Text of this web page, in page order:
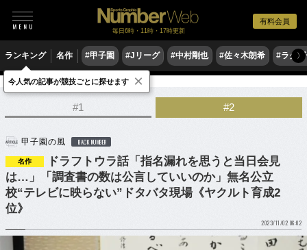
有料会員
毎日6時・11時・17時更新
ランキング 名作 #甲子園 #Jリーグ #中村剛也 #佐々木朗希 #ラグ〉
野球 高校野球 ドラフト会議
#1 #2
甲子園の風 BACK NUMBER
名作
ドラフトウラ話「指名漏れを思うと当日会見
は…」「調査書の数は公言していいのか」無名公立
校“テレビに映らない”ドタバタ現場《ヤクルト育成2
位》
2023/11/02 06:02
今人気の記事が競技ごとに探せます ×